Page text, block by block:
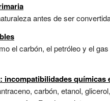
antes de ser
el carbón, el petróleo y el
incompatibilidades químicas
carbón, etanol,